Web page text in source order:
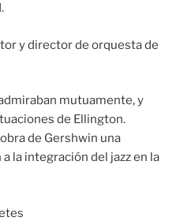
y director de orquesta de
mutuamente, y
de Ellington.
de Gershwin una
la integración del jazz en la